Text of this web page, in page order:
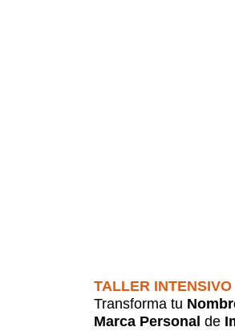
TALLER INTENSIVO
Transforma tu
Marca Personal de